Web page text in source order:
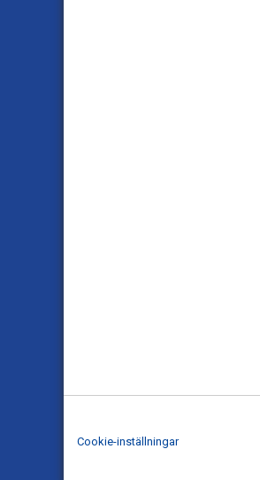
Cookie-inställningar